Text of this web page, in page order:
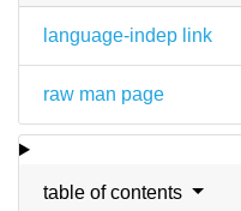
language-indep link
raw man page
table of contents